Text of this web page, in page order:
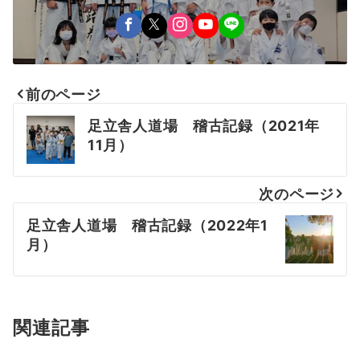
投
稿
ナ
ビ
ゲ
ョ
前のページ
足立舎人道場 稽古記録（2021年
11月）
次のページ
足立舎人道場 稽古記録（2022年1
月）
関連記事